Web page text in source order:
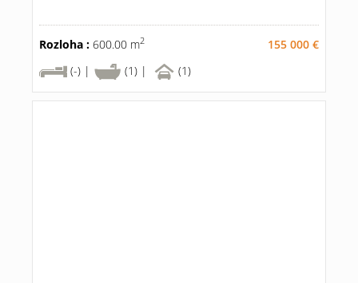
Rozloha : 600.00 m2
155 000 €
(-) |
(1) | (1)